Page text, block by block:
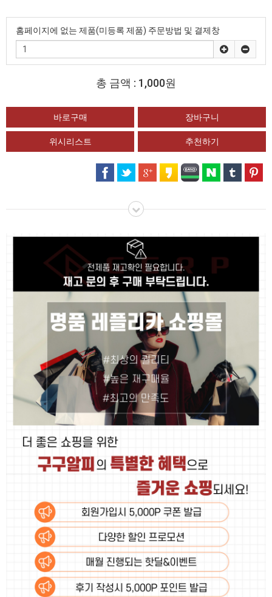
홈페이지에 없는 제품(미등록 제품) 주문방법 및 결제창
총 금액 : 1,000원
위시리스트 추천하기